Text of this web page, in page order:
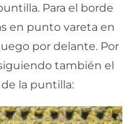
Para el borde
en punto vareta en
por delante. Por
también el
la puntilla: